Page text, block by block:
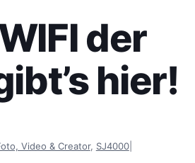
der
hier!
Video & Creator, SJ4000|